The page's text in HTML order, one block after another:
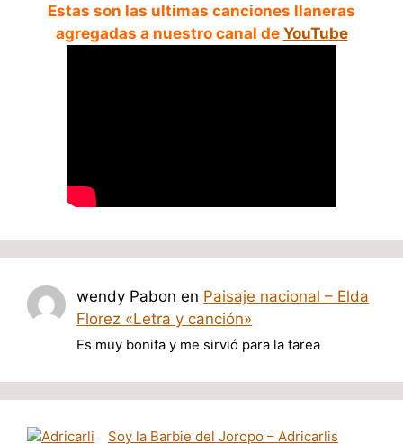
Estas son las ultimas canciones llaneras
agregadas a nuestro canal de YouTube
wendy Pabon en Paisaje nacional – Elda
Florez «Letra y canción»
Es muy bonita y me sirvió para la tarea
Soy la Barbie del Joropo – Adricarlis